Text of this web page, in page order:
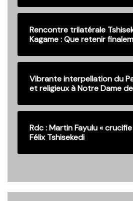
Rencontre trilatérale
Kagame : Que retenir
Vibrante interpellation du
et religieux à Notre Dame
Rdc : Martin Fayulu «
Félix Tshisekedi